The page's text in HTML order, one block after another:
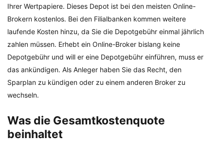
Ihrer Wertpapiere. Dieses Depot ist bei den meisten Online-
Brokern kostenlos. Bei den Filialbanken kommen weitere
laufende Kosten hinzu, da Sie die Depotgebühr einmal jährlich
zahlen müssen. Erhebt ein Online-Broker bislang keine
Depotgebühr und will er eine Depotgebühr einführen, muss er
das ankündigen. Als Anleger haben Sie das Recht, den
Sparplan zu kündigen oder zu einem anderen Broker zu
wechseln.
Was die Gesamtkostenquote
beinhaltet